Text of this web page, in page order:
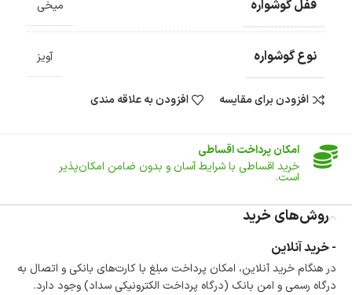
قفل گوشواره میخی
نوع گوشواره آویز
افزودن برای مقایسه افزودن به علاقه مندی
ارسال سریع و رایگان
تومان ، رایگان به سراسر کشور
ارسال می‌شود.
ضمانت بازگشت کالا
امکان پرداخت در محل
امکان پرداخت اقساطی
خرید اقساطی با شرایط آسان و بدون ضامن امکان‌پذیر
است.
گارانتی معتبر برای تمامی محصولات ارائه می‌شود.
روش‌های خرید
- خرید آنلاین
در هنگام خرید آنلاین، امکان پرداخت مبلغ با کارت‌های بانکی و اتصال به
درگاه رسمی و امن بانک (درگاه پرداخت الکترونیکی سداد) وجود دارد.